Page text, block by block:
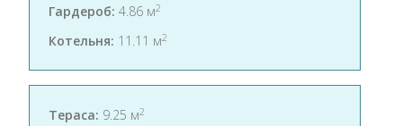
Гардероб: 4.86 м2
Котельня: 11.11 м2
Тераса: 9.25 м2